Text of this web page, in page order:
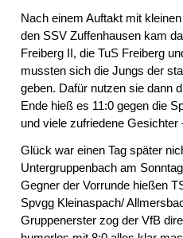
Nach einem Auftakt mit
den SSV Zuffenhausen kam
Freiberg II, die TuS Freiberg
mussten sich die Jungs der
geben. Dafür nutzen sie dann
Ende hieß es 11:0 gegen die
und viele zufriedene
Glück war einen Tag später
Untergruppenbach am
Gegner der Vorrunde hießen
Spvgg Kleinaspach/
Gruppenerster zog der VfB